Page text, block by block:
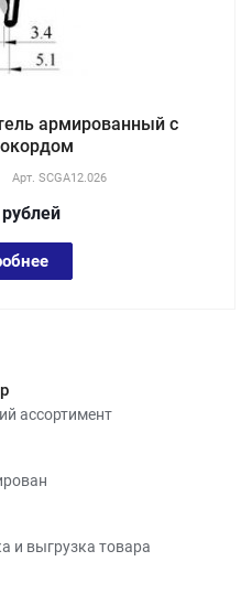
армированный с
Арт. SCGA12.026
рублей
ассортимент
и выгрузка товара